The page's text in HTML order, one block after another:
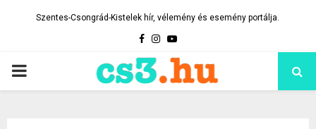
Szentes-Csongrád-Kistelek hír, vélemény és esemény portálja.
Facebook
Instagram
Youtube
PRIMARY